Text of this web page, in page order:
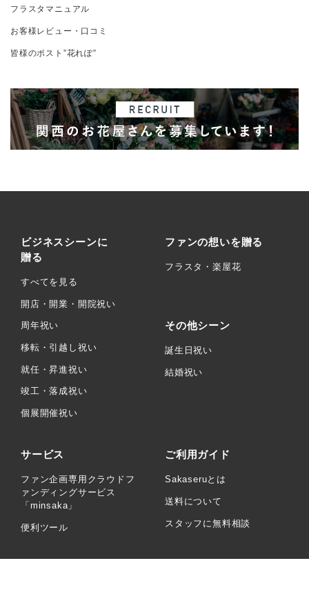
フラスタマニュアル
お客様レビュー・口コミ
皆様のポスト”花れぽ”
ビジネスシーンに
贈る
すべてを見る
開店・開業・開院祝い
周年祝い
移転・引越し祝い
就任・昇進祝い
竣工・落成祝い
個展開催祝い
ファンの想いを贈る
フラスタ・楽屋花
その他シーン
誕生日祝い
結婚祝い
サービス
ファン企画専用クラウドフ
ァンディングサービス
「minsaka」
便利ツール
ご利用ガイド
Sakaseruとは
送料について
スタッフに無料相談